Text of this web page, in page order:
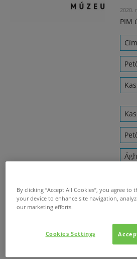
2020.
PIM
By clicking “Accept All Cookies”, you agree to
your device to enhance site navigation,
our marketing efforts.
Cookies Settings